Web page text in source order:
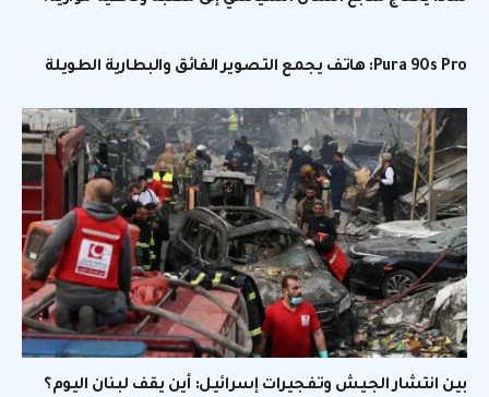
Pura 90s Pro: هاتف يجمع التصوير الفائق والبطارية الطويلة
بين انتشار الجيش وتفجيرات إسرائيل: أين يقف لبنان اليوم؟